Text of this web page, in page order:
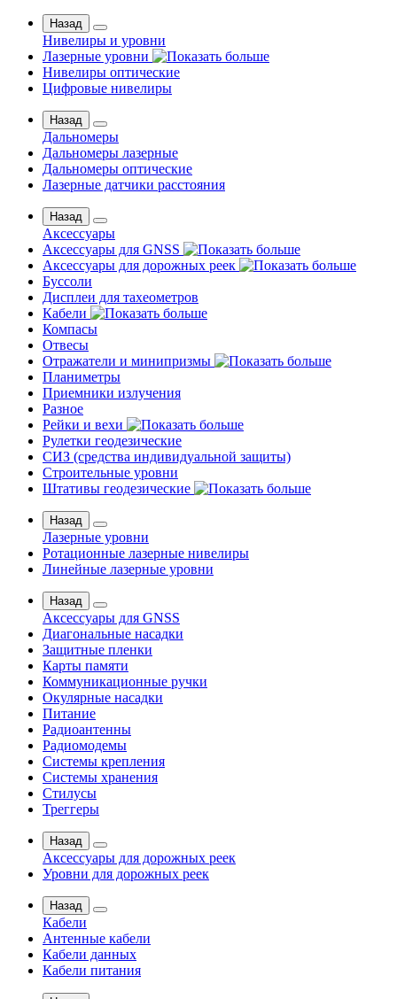
Назад
Нивелиры и уровни
Лазерные уровни
Нивелиры оптические
Цифровые нивелиры
Назад
Дальномеры
Дальномеры лазерные
Дальномеры оптические
Лазерные датчики расстояния
Назад
Аксессуары
Аксессуары для GNSS
Аксессуары для дорожных реек
Буссоли
Дисплеи для тахеометров
Кабели
Компасы
Отвесы
Отражатели и минипризмы
Планиметры
Приемники излучения
Разное
Рейки и вехи
Рулетки геодезические
СИЗ (средства индивидуальной защиты)
Строительные уровни
Штативы геодезические
Назад
Лазерные уровни
Ротационные лазерные нивелиры
Линейные лазерные уровни
Назад
Аксессуары для GNSS
Диагональные насадки
Защитные пленки
Карты памяти
Коммуникационные ручки
Окулярные насадки
Питание
Радиоантенны
Радиомодемы
Системы крепления
Системы хранения
Стилусы
Треггеры
Назад
Аксессуары для дорожных реек
Уровни для дорожных реек
Назад
Кабели
Антенные кабели
Кабели данных
Кабели питания